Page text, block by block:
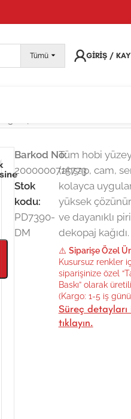
vermeye devam edebilirsiniz; tüm
Tümü GIRIŞ /
Barkod No:
2000000715773
Stok
kodu:
PD7390-
DM
Tüm hobi
(ahşap, cam,
kolayca
yüksek
ve dayanıklı
dekopaj kağıdı.
⚠️ Siparişe Özel
Kusursuz renkler
siparişinize özel
Baskı” olarak
(Kargo: 1-5 iş
Süreç detayları
tıklayın.